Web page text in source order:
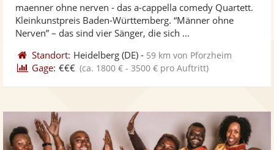
Fotos
5
maenner ohne nerven - das a-cappella comedy Quartett.
Kleinkunstpreis Baden-Württemberg. “Männer ohne
Nerven” – das sind vier Sänger, die sich ...
Standort: Heidelberg (DE) - 59 km von Pforzheim
Gage: €€€ (ca. 1800 € - 3500 € pro Auftritt)